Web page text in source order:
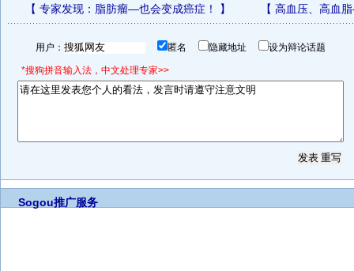
【 专家发现：脂肪瘤—也会变成癌症！ 】 【 高血压、高血
用户： 匿名 隐藏地址 设为辩论话题
*搜狗拼音输入法，中文处理专家>>
Sogou推广服务